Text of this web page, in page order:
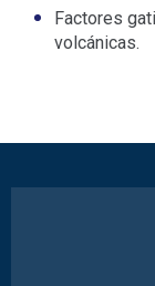
Factores
volcánicas.